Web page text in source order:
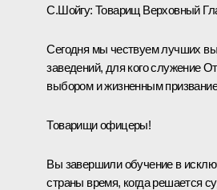
С.Шойгу: Товарищ Верховный
Сегодня мы чествуем лучших
заведений, для кого служение
выбором и жизненным
Товарищи офицеры!
Вы завершили обучение в
страны время, когда решается